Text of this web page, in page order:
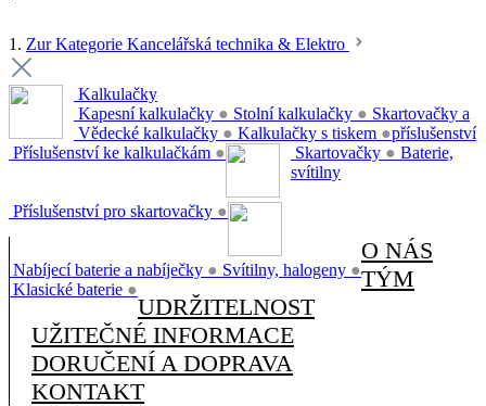
1. Zur Kategorie Kancelářská technika & Elektro
Kalkulačky
Kapesní kalkulačky ● Stolní kalkulačky ●
Vědecké kalkulačky ● Kalkulačky s tiskem ●
Příslušenství ke kalkulačkám ●
Skartovačky a
příslušenství
Skartovačky ●
Příslušenství pro skartovačky ●
Baterie,
svítilny
Nabíjecí baterie a nabíječky ● Svítilny, halogeny ●
Klasické baterie ●
O NÁS
TÝM
UDRŽITELNOST
UŽITEČNÉ INFORMACE
DORUČENÍ A DOPRAVA
KONTAKT